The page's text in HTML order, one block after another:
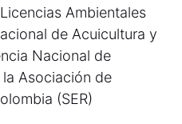
Ambientales
de Acuicultura y
Nacional de
Asociación de
(SER)